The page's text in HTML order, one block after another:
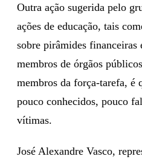
Outra ação sugerida pelo
ações de educação, tais
sobre pirâmides financeiras
membros de órgãos
membros da força-tarefa, é
pouco conhecidos, pouco
vítimas.
José Alexandre Vasco,